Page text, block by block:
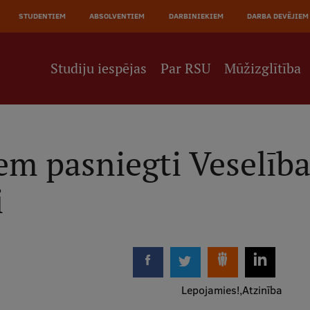
STUDENTIEM ABSOLVENTIEM DARBINIEKIEM DARBA DEVĒJIEM
Studiju iespējas Par RSU Mūžizglītība
pasniegti
Lepojamies! Atzinība